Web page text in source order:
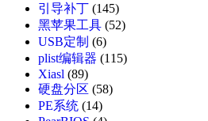
引导补丁 (145)
黑苹果工具 (52)
USB定制 (6)
plist编辑器 (115)
Xiasl (89)
硬盘分区 (58)
PE系统 (14)